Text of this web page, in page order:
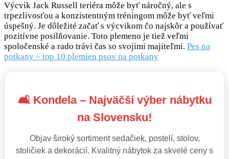
Výcvik Jack Russell teriéra môže byť náročný, ale s
trpezlivosťou a konzistentným tréningom môže byť veľmi
úspešný. Je dôležité začať s výcvikom čo najskôr a používať
pozitívne posilňovanie. Toto plemeno je tiež veľmi
spoločenské a rado trávi čas so svojimi majiteľmi. Pes na
potkany – top 10 plemien psov na potkany
🛋️ Kondela – Najväčší výber nábytku
na Slovensku!
Objav široký sortiment sedačiek, postelí, stolov,
stoličiek a dekorácií. Kvalitný nábytok za skvelé ceny s